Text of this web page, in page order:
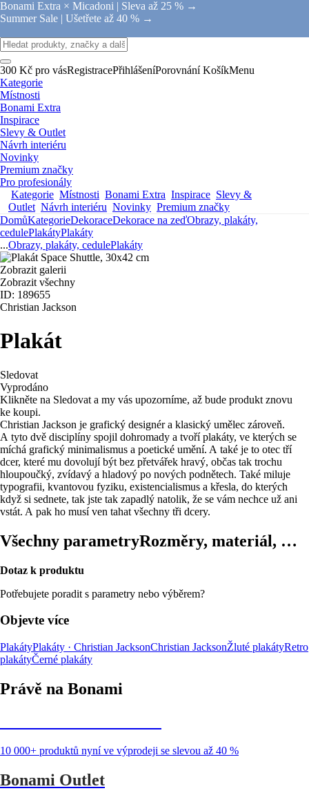
Bonami Extra × Micadoni | Sleva až 25 % →
Summer Sale | Ušetřete až 40 % →
300 Kč pro vásRegistracePřihlášeníPorovnání KošíkMenu
Kategorie
Místnosti
Bonami Extra
Inspirace
Slevy & Outlet
Návrh interiéru
Novinky
Premium značky
Pro profesionály
Kategorie Místnosti Bonami Extra Inspirace Slevy &
Outlet Návrh interiéru Novinky Premium značky
DomůKategorieDekoraceDekorace na zeďObrazy, plakáty,
cedulePlakátyPlakáty
...Obrazy, plakáty, cedulePlakáty
Zobrazit galerii
Zobrazit všechny
ID: 189655
Christian Jackson
Plakát
Sledovat
Vyprodáno
Klikněte na Sledovat a my vás upozorníme, až bude produkt znovu
ke koupi.
Christian Jackson je grafický designér a klasický umělec zároveň.
A tyto dvě disciplíny spojil dohromady a tvoří plakáty, ve kterých se
míchá grafický minimalismus a poetické umění. A také je to otec tří
dcer, které mu dovolují být bez přetvářek hravý, občas tak trochu
hloupoučký, zvídavý a hladový po nových podnětech. Také miluje
typografii, kvantovou fyziku, existencialismus a křesla, do kterých
když si sednete, tak jste tak zapadlý natolik, že se vám nechce už ani
vstát. A pak ho musí ven tahat všechny tři dcery.
Všechny parametryRozměry, materiál, …
Dotaz k produktu
Potřebujete poradit s parametry nebo výběrem?
Objevte více
PlakátyPlakáty · Christian JacksonChristian JacksonŽluté plakátyRetro
plakátyČerné plakáty
Právě na Bonami
10 000+ produktů nyní ve výprodeji se slevou až 40 %
Bonami Outlet